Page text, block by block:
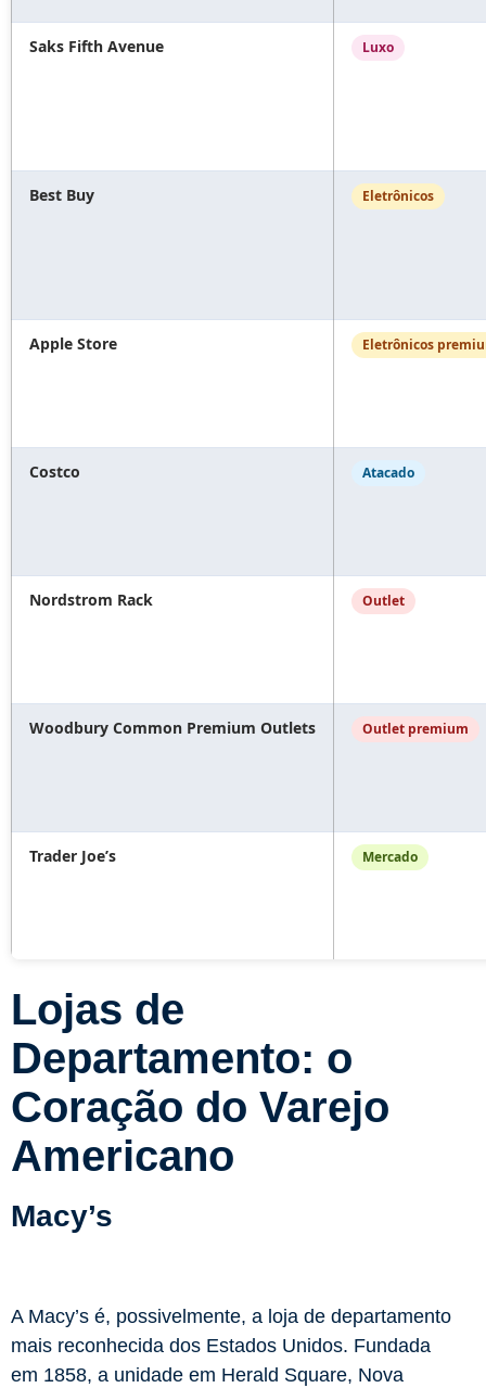
Saks Fifth Avenue Luxo
Best Buy Eletrônicos
Apple Store Eletrônicos
Costco Atacado
Nordstrom Rack Outlet
Woodbury Common Premium Outlets Outlet premium
Trader Joe’s Mercado
Lojas de
Departamento: o
Coração do Varejo
Americano
Macy’s
A Macy’s é, possivelmente, a loja de departamento
mais reconhecida dos Estados Unidos. Fundada
em 1858, a unidade em Herald Square, Nova